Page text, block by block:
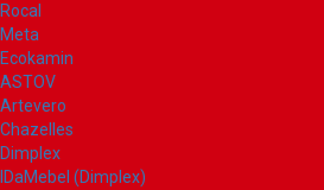
Rocal
Meta
Ecokamin
ASTOV
Artevero
Chazelles
Dimplex
IDaMebel (Dimplex)